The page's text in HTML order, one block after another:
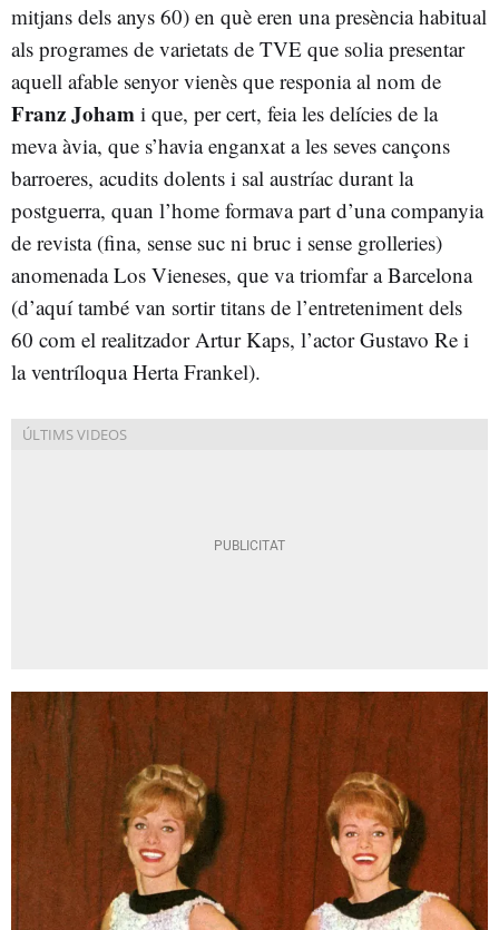
mitjans dels anys 60) en què eren una presència habitual
als programes de varietats de TVE que solia presentar
aquell afable senyor vienès que responia al nom de
Franz Joham i que, per cert, feia les delícies de la
meva àvia, que s’havia enganxat a les seves cançons
barroeres, acudits dolents i sal austríac durant la
postguerra, quan l’home formava part d’una companyia
de revista (fina, sense suc ni bruc i sense grolleries)
anomenada Los Vieneses, que va triomfar a Barcelona
(d’aquí també van sortir titans de l’entreteniment dels
60 com el realitzador Artur Kaps, l’actor Gustavo Re i
la ventríloqua Herta Frankel).